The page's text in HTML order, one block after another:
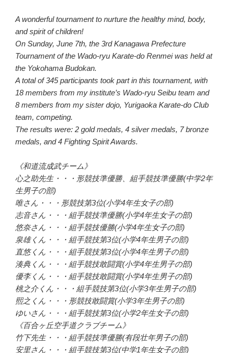
A wonderful tournament to nurture the healthy mind, body,
and spirit of children!
On Sunday, June 7th, the 3rd Kanagawa Prefecture
Tournament of the Wado-ryu Karate-do Renmei was held at
the Yokohama Budokan.
A total of 345 participants took part in this tournament, with
18 members from my institute’s Wado-ryu Seibu team and
8 members from my sister dojo, Yurigaoka Karate-do Club
team, competing.
The results were: 2 gold medals, 4 silver medals, 7 bronze
medals, and 4 Fighting Spirit Awards.
《和道流成武チーム》
心之助先生・・・形競技準優勝、組手競技準優勝(中学2年
生男子の部)
唯さん・・・形競技第3位(小学4年生女子の部)
志音さん・・・組手競技準優勝(小学4年生女子の部)
悠奈さん・・・組手競技優勝(小学4年生女子の部)
泉雄くん・・・組手競技第3位(小学4年生男子の部)
直悠くん・・・組手競技第3位(小学4年生男子の部)
湊典くん・・・組手競技敢闘賞(小学4年生男子の部)
優李くん・・・組手競技敢闘賞(小学4年生男子の部)
桃之介くん・・・組手競技第3位(小学3年生男子の部)
熙之くん・・・形競技敢闘賞(小学3年生男子の部)
ゆいさん・・・組手競技第3位(小学2年生女子の部)
《百合ヶ丘空手道クラブチーム》
竹下先生・・・組手競技準優勝(有段壮年男子の部)
安里さん・・・組手競技第3位(中学1年生女子の部)